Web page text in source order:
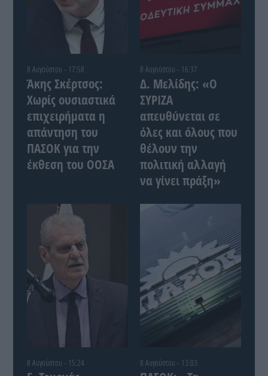
8 Αυγούστου - 17:58
Άκης Σκέρτσος:
Χωρίς ουσιαστικά
επιχειρήματα η
απάντηση του
ΠΑΣΟΚ για την
έκθεση του ΟΟΣΑ
8 Αυγούστου - 16:37
Δ. Μελίδης: «Ο
ΣΥΡΙΖΑ
απευθύνεται σε
όλες και όλους που
θέλουν την
πολιτική αλλαγή
να γίνει πράξη»
8 Αυγούστου - 15:24 8 Αυγούστου - 13:03